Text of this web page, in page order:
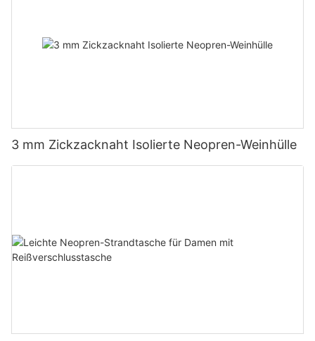
3 mm Zickzacknaht Isolierte Neopren-Weinhülle